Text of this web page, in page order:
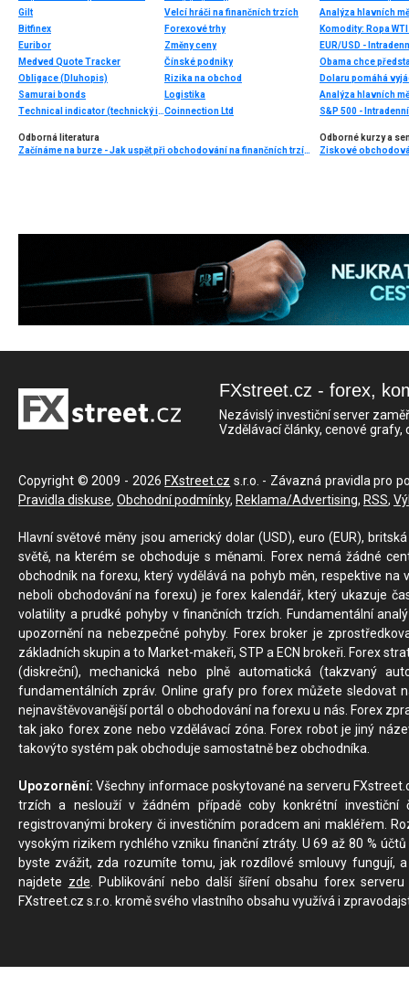
Gilt
Bitfinex
Euribor
Medved Quote Tracker
Obligace (Dluhopis)
Samurai bonds
Technical indicator (technický indikátor)
Velcí hráči na finančních trzích
Forexové trhy
Změny ceny
Čínské podniky
Rizika na obchod
Logistika
Coinnection Ltd
Analýza hlavních
Komodity: Ropa
EUR/USD -
Obama chce
Dolaru pomáhá
Analýza hlavních
S&P 500 -
Odborná literatura
Začínáme na burze - Jak uspět při obchodování na finančních trzích (1. vydání)
Odborné kurzy a
FXstreet.cz - forex,
Nezávislý investiční server
Vzdělávací články, cenové
Copyright © 2009 - 2026 FXstreet.cz s.r.o. - Závazná pravidla pro
Pravidla diskuse, Obchodní podmínky, Reklama/Advertising, RSS,
Hlavní světové měny jsou americký dolar (USD), euro (EUR),
světě, na kterém se obchoduje s měnami. Forex nemá žádné
obchodník na forexu, který vydělává na pohyb měn, respektive
neboli obchodování na forexu) je forex kalendář, který ukazuje
volatility a prudké pohyby v finančních trzích. Fundamentální
upozornění na nebezpečné pohyby. Forex broker je
základních skupin a to Market-makeři, STP a ECN brokeři. Forex
(diskreční), mechanická nebo plně automatická (takzvaný
fundamentálních zpráv. Online grafy pro forex můžete sledovat
nejnavštěvovanější portál o obchodování na forexu u nás. Forex
tak jako forex zone nebo vzdělávací zóna. Forex robot je jiný
takovýto systém pak obchoduje samostatně bez obchodníka.
Upozornění: Všechny informace poskytované na serveru
trzích a neslouží v žádném případě coby konkrétní investiční
registrovanými brokery či investičním poradcem ani makléřem.
vysokým rizikem rychlého vzniku finanční ztráty. U 69 až 80 %
byste zvážit, zda rozumíte tomu, jak rozdílové smlouvy fungují,
najdete zde. Publikování nebo další šíření obsahu forex
FXstreet.cz s.r.o. kromě svého vlastního obsahu využívá i